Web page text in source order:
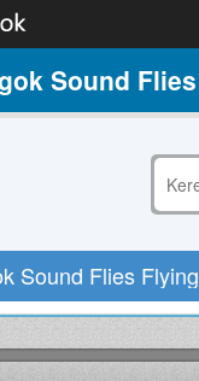
Sound
Sound Flies